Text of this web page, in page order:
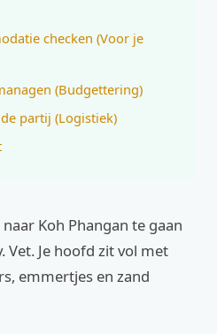
checken (Voor je
(Budgettering)
partij (Logistiek)
Koh Phangan te gaan
Vet. Je hoofd zit vol met
emmertjes en zand